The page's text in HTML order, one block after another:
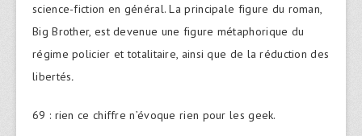
science-fiction en général. La principale figure du roman,
Big Brother, est devenue une figure métaphorique du
régime policier et totalitaire, ainsi que de la réduction des
libertés.
69 : rien ce chiffre n’évoque rien pour les geek.